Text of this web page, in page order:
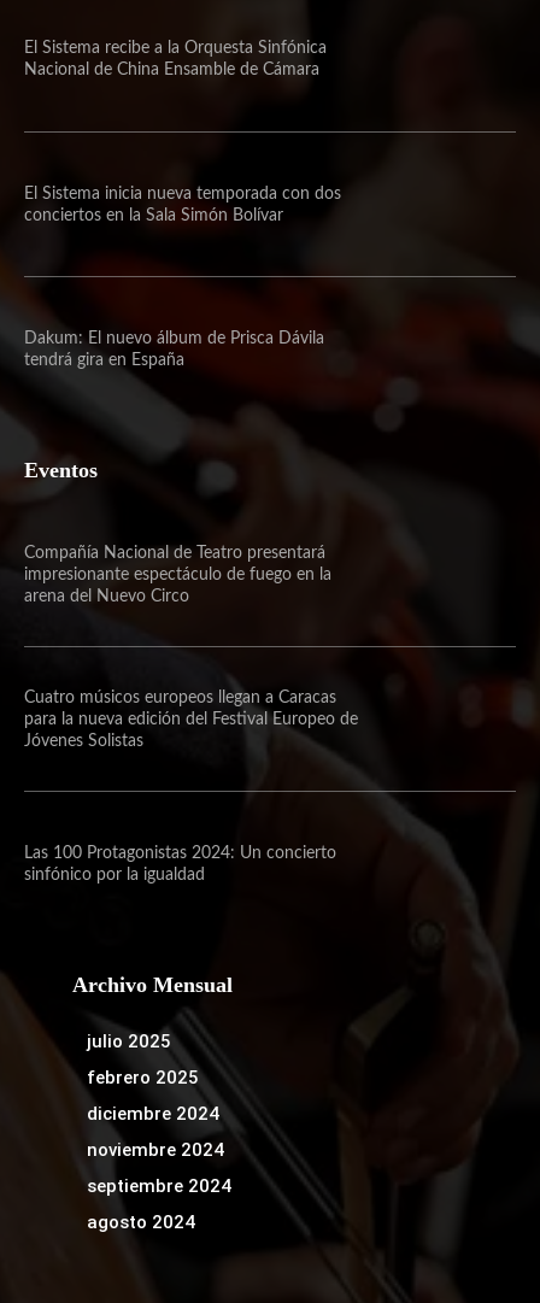
El Sistema recibe a la Orquesta Sinfónica
Nacional de China Ensamble de Cámara
El Sistema inicia nueva temporada con dos
conciertos en la Sala Simón Bolívar
Dakum: El nuevo álbum de Prisca Dávila
tendrá gira en España
Eventos
Compañía Nacional de Teatro presentará
impresionante espectáculo de fuego en la
arena del Nuevo Circo
Cuatro músicos europeos llegan a Caracas
para la nueva edición del Festival Europeo de
Jóvenes Solistas
Las 100 Protagonistas 2024: Un concierto
sinfónico por la igualdad
Archivo Mensual
julio 2025
febrero 2025
diciembre 2024
noviembre 2024
septiembre 2024
agosto 2024